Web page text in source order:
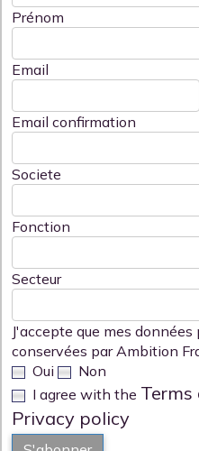
Prénom
Email
Email confirmation
Societe
Fonction
Secteur
J'accepte que mes
conservées par Ambition
Oui
Non
I agree with the
Privacy policy